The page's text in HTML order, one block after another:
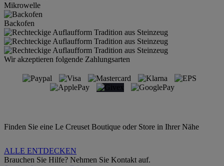
Mikrowelle
Backofen
Wir akzeptieren folgende Zahlungsarten
Finden Sie eine Le Creuset Boutique oder Store in Ihrer Nähe
ALLE ENTDECKEN
Brauchen Sie Hilfe? Nehmen Sie Kontakt auf.